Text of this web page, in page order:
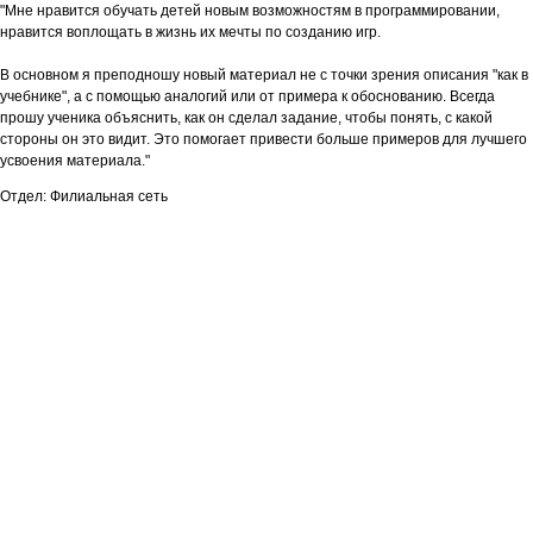
"Мне нравится обучать детей новым возможностям в программировании,
нравится воплощать в жизнь их мечты по созданию игр.
В основном я преподношу новый материал не с точки зрения описания "как в
учебнике", а с помощью аналогий или от примера к обоснованию. Всегда
прошу ученика объяснить, как он сделал задание, чтобы понять, с какой
стороны он это видит. Это помогает привести больше примеров для лучшего
усвоения материала."
Отдел: Филиальная сеть